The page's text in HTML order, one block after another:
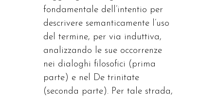
fondamentale dell’intentio per
descrivere semanticamente l’uso
del termine, per via induttiva,
analizzando le sue occorrenze
nei dialoghi filosofici (prima
parte) e nel De trinitate
(seconda parte). Per tale strada,